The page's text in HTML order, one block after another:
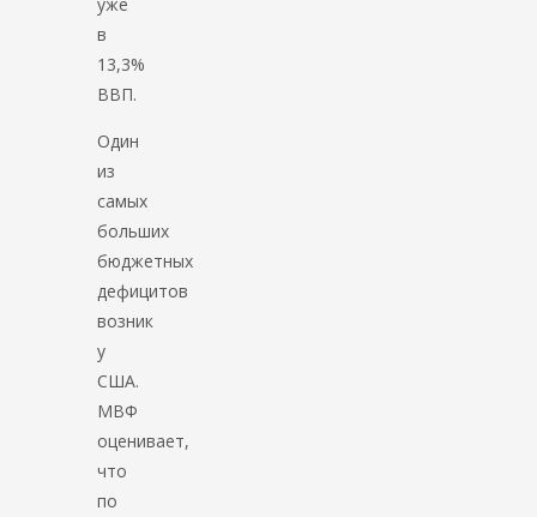
в
13,3%
ВВП.
Один
из
самых
больших
бюджетных
дефицитов
возник
у
США.
МВФ
оценивает,
что
по